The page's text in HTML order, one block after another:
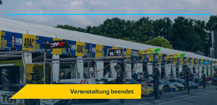
Veranstaltung beendet